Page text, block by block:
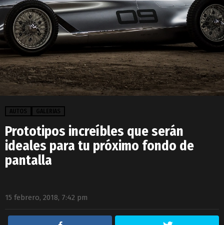
AUTOS GALERIAS
Prototipos increíbles que serán
ideales para tu próximo fondo de
pantalla
15 febrero, 2018, 7:42 pm